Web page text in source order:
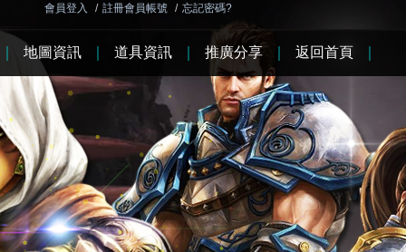
會員登入 / 註冊會員帳號 / 忘記密碼?